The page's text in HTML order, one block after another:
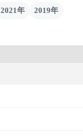
2021年
2019年